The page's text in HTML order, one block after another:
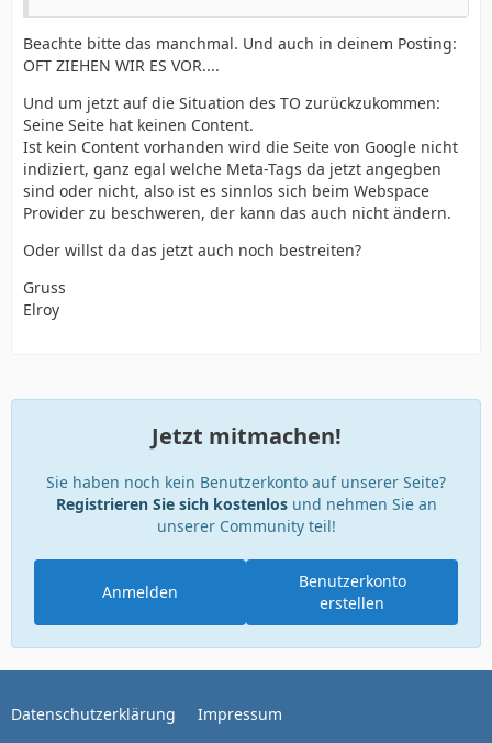
Beachte bitte das manchmal. Und auch in deinem Posting:
OFT ZIEHEN WIR ES VOR....
Und um jetzt auf die Situation des TO zurückzukommen:
Seine Seite hat keinen Content.
Ist kein Content vorhanden wird die Seite von Google nicht
indiziert, ganz egal welche Meta-Tags da jetzt angegben
sind oder nicht, also ist es sinnlos sich beim Webspace
Provider zu beschweren, der kann das auch nicht ändern.
Oder willst da das jetzt auch noch bestreiten?
Gruss
Elroy
Jetzt mitmachen!
Sie haben noch kein Benutzerkonto auf unserer Seite?
Registrieren Sie sich kostenlosund nehmen Sie an
unserer Community teil!
Benutzerkonto
erstellen
Anmelden
Datenschutzerklärung Impressum